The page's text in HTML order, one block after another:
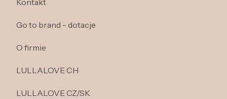
Kontakt
Go to brand - dotacje
O firmie
LULLALOVE CH
LULLALOVE CZ/SK